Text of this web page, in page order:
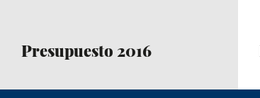
Presupuesto 2016